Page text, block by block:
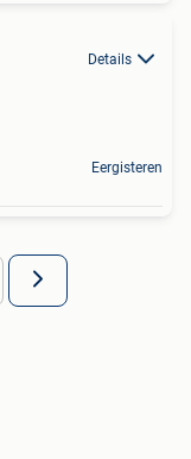
Details
Eergisteren